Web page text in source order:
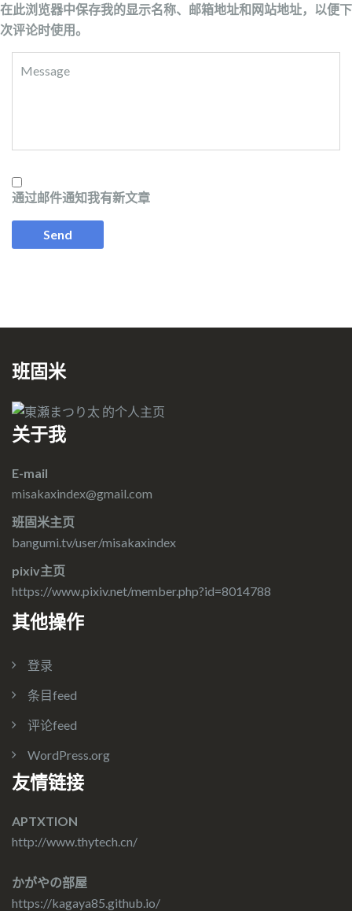
在此浏览器中保存我的显示名称、邮箱地址和网站地址，以便下
次评论时使用。
通过邮件通知我有新文章
班固米
关于我
E-mail
misakaxindex@gmail.com
班固米主页
bangumi.tv/user/misakaxindex
pixiv主页
https://www.pixiv.net/member.php?id=8014788
其他操作
登录
条目feed
评论feed
WordPress.org
友情链接
APTXTION
http://www.thytech.cn/
かがやの部屋
https://kagaya85.github.io/